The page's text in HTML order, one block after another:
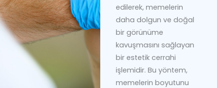
edilerek, memelerin
daha dolgun ve doğal
bir görünüme
kavuşmasını sağlayan
bir estetik cerrahi
işlemidir. Bu yöntem,
memelerin boyutunu